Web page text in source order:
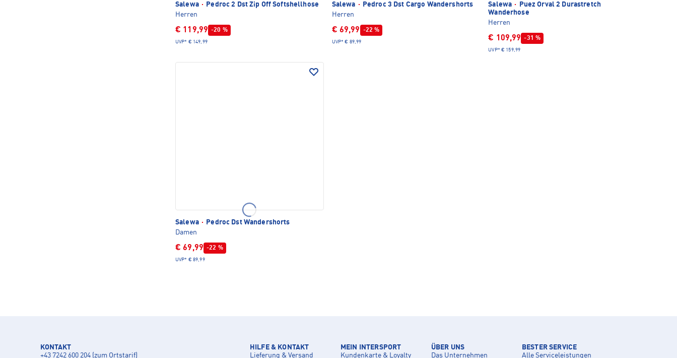
Salewa ·
Pedroc 2 Dst Zip Off Softshellhose
Herren
€ 119,99 -20 %
UVP* € 149,99
Salewa ·
Pedroc 3 Dst Cargo Wandershorts
Herren
€ 69,99 -22 %
UVP* € 89,99
Salewa ·
Puez Orval 2 Durastretch
Wanderhose
Herren
€ 109,99 -31 %
UVP* € 159,99
Salewa ·
Pedroc Dst Wandershorts
Damen
€ 69,99 -22 %
UVP* € 89,99
KONTAKT
+43 7242 600 204 (zum Ortstarif)
HILFE & KONTAKT
Lieferung & Versand
MEIN INTERSPORT
Kundenkarte & Loyalty
ÜBER UNS
Das Unternehmen
BESTER SERVICE
Alle Serviceleistungen